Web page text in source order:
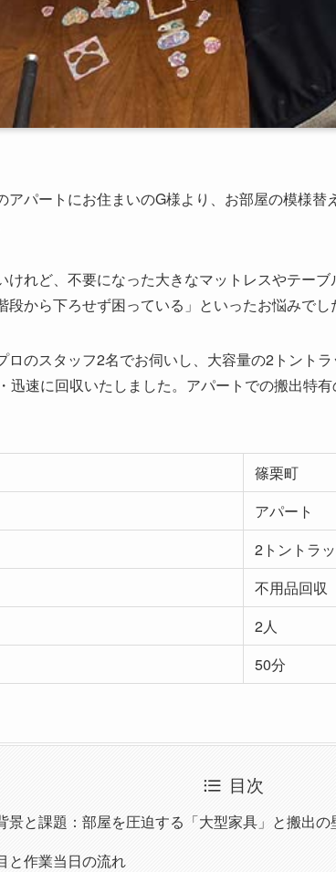
アパートにお住まいのG様より、お部屋の模様
けれど、不要になった大きなマットレスやテー
段から下ろせず困っている」といったお悩みでし
ロのスタッフ2名でお伺いし、大容量の2トント
迅速に回収いたしました。アパートでの搬出特
篠栗町
アパート
2トントラ
不用品回収
2人
50分
目次
景と課題：部屋を圧迫する「大型家具」と搬出の
と作業当日の流れ